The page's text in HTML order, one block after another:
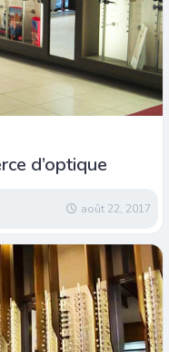
d’optique
août 22, 2017